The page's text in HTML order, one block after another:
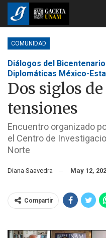
COMUNIDAD
Diálogos del
Diplomáticas México-
Dos siglos
tensiones
Encuentro organizado
el Centro de
Norte
Diana Saavedra May 12,
Compartir